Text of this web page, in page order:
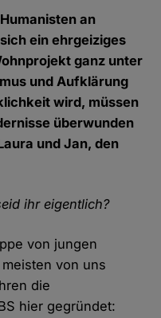
an
ein ehrgeiziges
ganz unter
und Aufklärung
wird, müssen
überwunden
und Jan, den
ihr eigentlich?
von jungen
von uns
die
hier gegründet: